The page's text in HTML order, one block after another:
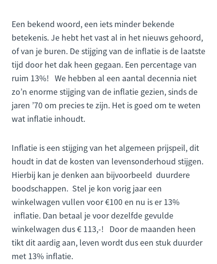
Een bekend woord, een iets minder bekende
betekenis. Je hebt het vast al in het nieuws gehoord,
of van je buren. De stijging van de inflatie is de laatste
tijd door het dak heen gegaan. Een percentage van
ruim 13%! We hebben al een aantal decennia niet
zo’n enorme stijging van de inflatie gezien, sinds de
jaren ’70 om precies te zijn. Het is goed om te weten
wat inflatie inhoudt.
Inflatie is een stijging van het algemeen prijspeil, dit
houdt in dat de kosten van levensonderhoud stijgen.
Hierbij kan je denken aan bijvoorbeeld duurdere
boodschappen. Stel je kon vorig jaar een
winkelwagen vullen voor €100 en nu is er 13%
inflatie. Dan betaal je voor dezelfde gevulde
winkelwagen dus € 113,-! Door de maanden heen
tikt dit aardig aan, leven wordt dus een stuk duurder
met 13% inflatie.